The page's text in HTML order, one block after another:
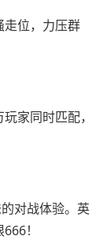
走位，力压群
家同时匹配，
对战体验。英
！